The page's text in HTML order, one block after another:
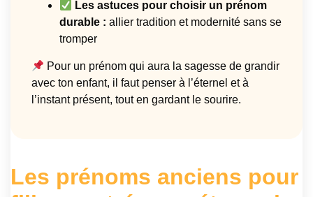
Les astuces pour choisir un prénom
durable : allier tradition et modernité sans se
tromper
Pour un prénom qui aura la sagesse de grandir
avec ton enfant, il faut penser à l’éternel et à
l’instant présent, tout en gardant le sourire.
Les prénoms anciens pour